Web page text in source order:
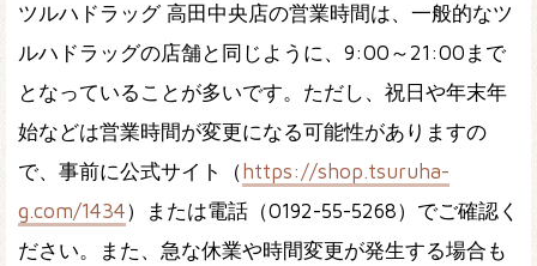
ツルハドラッグ 高田中央店の営業時間は、一般的なツ
ルハドラッグの店舗と同じように、9:00～21:00まで
となっていることが多いです。ただし、祝日や年末年
始などは営業時間が変更になる可能性がありますの
で、事前に公式サイト（ https://shop.tsuruha-
g.com/1434）または電話（0192-55-5268）でご確認く
ださい。また、急な休業や時間変更が発生する場合も